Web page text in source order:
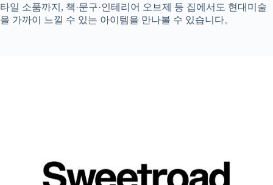
타일 소품까지, 책·문구·인테리어 오브제 등 집에서도 현대미술
을 가까이 느낄 수 있는 아이템을 만나볼 수 있습니다。